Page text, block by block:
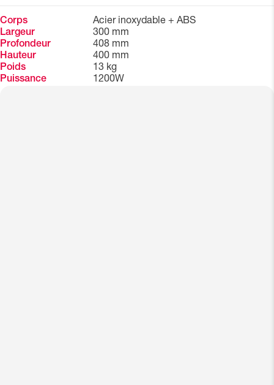
Corps
Acier inoxydable + ABS
Largeur
300 mm
Profondeur
408 mm
Hauteur
400 mm
Poids
13 kg
Puissance
1200W